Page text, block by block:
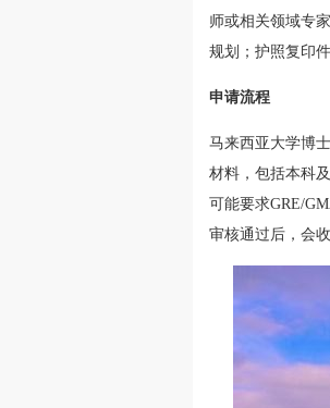
师或相关领域专
规划；护照复印
申请流程
马来西亚大学博
材料，包括本科
可能要求GRE/
审核通过后，会